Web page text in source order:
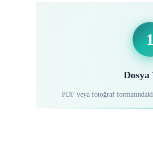
1
Dosya
PDF veya fotoğraf